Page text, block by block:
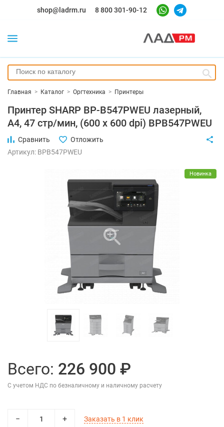
shop@ladrm.ru 8 800 301-90-12
Главная > Каталог > Оргтехника > Принтеры
Принтер SHARP BP-B547PWEU лазерный,
А4, 47 стр/мин, (600 x 600 dpi) BPB547PWEU
Сравнить
Отложить
Артикул: BPB547PWEU
Новинка
Всего: 226 900 ₽
С учетом НДС по безналичному и наличному расчету
− + Заказать в 1 клик